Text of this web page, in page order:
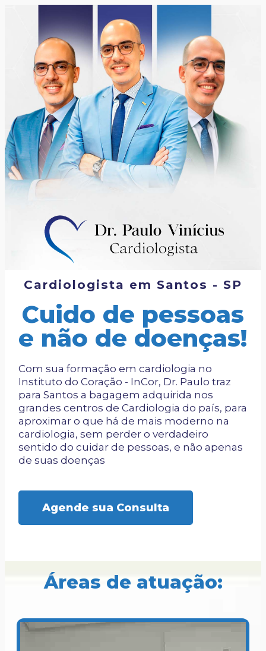
Cardiologista em Santos - SP
Cuido de pessoas
e não de doenças!
Com sua formação em cardiologia no
Instituto do Coração - InCor, Dr. Paulo traz
para Santos a bagagem adquirida nos
grandes centros de Cardiologia do país, para
aproximar o que há de mais moderno na
cardiologia, sem perder o verdadeiro
sentido do cuidar de pessoas, e não apenas
de suas doenças
Agende sua Consulta
Áreas de atuação: